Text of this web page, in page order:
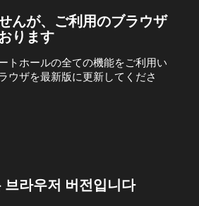
んが、ご利用のブラウザ
ります
トホールの全ての機能をご利用い
ウザを最新版に更新してくださ
브라우저 버전입니다